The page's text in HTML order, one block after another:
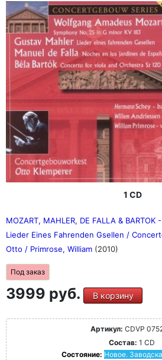
1 CD
MOZART, MAHLER, DE FALLA &
Lieder Eines Fahrenden Gsellen /
Otto / Primrose, William (2010)
Под заказ
3999 руб. В корзину
Артикул: CDVP
Состав: 1 CD
Состояние: Новое.